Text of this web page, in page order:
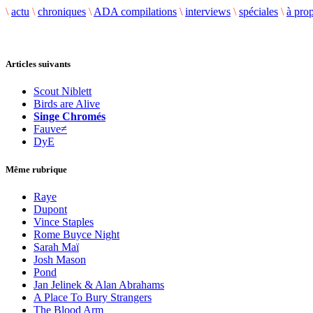
\ actu \ chroniques \ ADA compilations \ interviews \ spéciales \ à
Articles suivants
Scout Niblett
Birds are Alive
Singe Chromés
Fauve≠
DyE
Même rubrique
Raye
Dupont
Vince Staples
Rome Buyce Night
Sarah Maï
Josh Mason
Pond
Jan Jelinek & Alan Abrahams
A Place To Bury Strangers
The Blood Arm